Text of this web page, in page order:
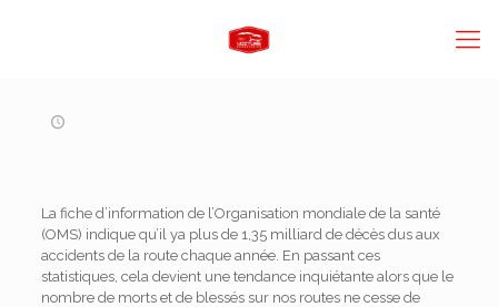
La fiche d’information de l’Organisation mondiale de la santé
(OMS) indique qu’il ya plus de 1,35 milliard de décès dus aux
accidents de la route chaque année. En passant ces
statistiques, cela devient une tendance inquiétante alors que le
nombre de morts et de blessés sur nos routes ne cesse de